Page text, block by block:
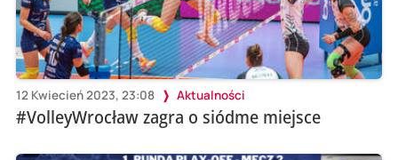
12 Kwiecień 2023, 23:08 Aktualności
#VolleyWrocław zagra o siódme miejsce